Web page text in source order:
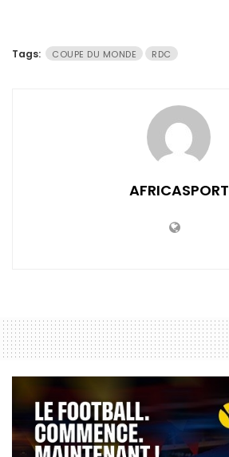
Tags: COUPE DU MONDE RDC
AFRICASPORT